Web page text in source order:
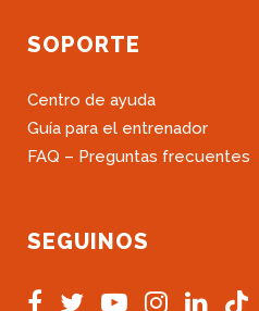
SOPORTE
Centro de ayuda
Guía para el entrenador
FAQ – Preguntas frecuentes
SEGUINOS